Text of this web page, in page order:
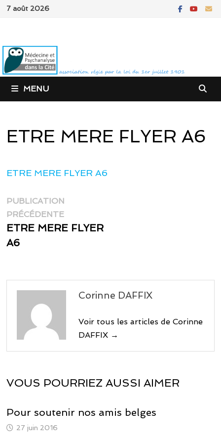
Passer
7 août 2026
MENU
ETRE MERE FLYER A6
ETRE MERE FLYER A6
Navigation
de
l’article
PUBLICATION
PRÉCÉDENTEPublication
précédente :
ETRE MERE FLYER
A6
Corinne DAFFIX
Voir tous les articles de Corinne
DAFFIX →
VOUS POURRIEZ AUSSI AIMER
Pour soutenir nos amis belges
27 juin 2016